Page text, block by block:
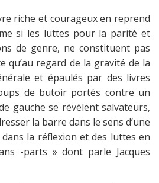
riche et courageux en reprend
si les luttes pour la parité et
de genre, ne constituent pas
qu’au regard de la gravité de la
et épaulés par des livres
de butoir portés contre un
gauche se révèlent salvateurs,
la barre dans le sens d’une
la réflexion et des luttes en
-parts » dont parle Jacques